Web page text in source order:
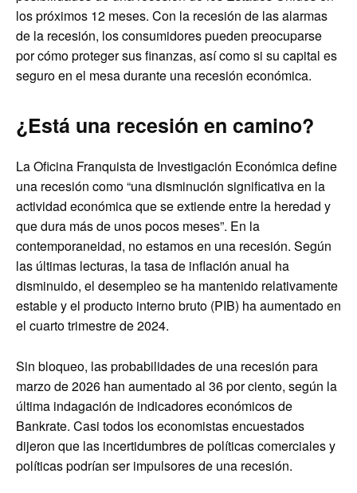
los próximos 12 meses. Con la recesión de las alarmas
de la recesión, los consumidores pueden preocuparse
por cómo proteger sus finanzas, así como si su capital es
seguro en el mesa durante una recesión económica.
¿Está una recesión en camino?
La Oficina Franquista de Investigación Económica define
una recesión como “una disminución significativa en la
actividad económica que se extiende entre la heredad y
que dura más de unos pocos meses”. En la
contemporaneidad, no estamos en una recesión. Según
las últimas lecturas, la tasa de inflación anual ha
disminuido, el desempleo se ha mantenido relativamente
estable y el producto interno bruto (PIB) ha aumentado en
el cuarto trimestre de 2024.
Sin bloqueo, las probabilidades de una recesión para
marzo de 2026 han aumentado al 36 por ciento, según la
última indagación de indicadores económicos de
Bankrate. Casi todos los economistas encuestados
dijeron que las incertidumbres de políticas comerciales y
políticas podrían ser impulsores de una recesión.